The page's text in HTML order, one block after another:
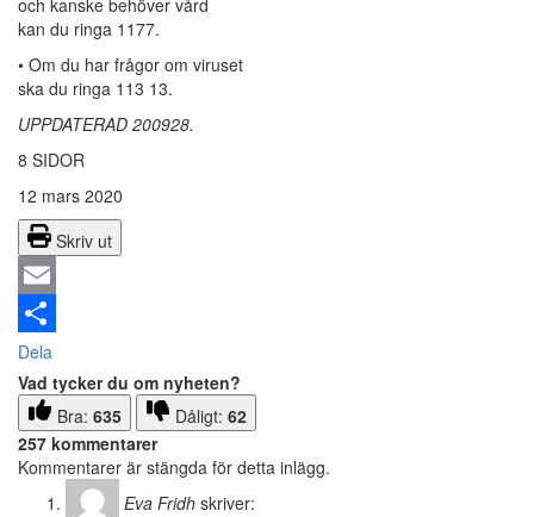
och kanske behöver vård
kan du ringa 1177.
• Om du har frågor om viruset
ska du ringa 113 13.
UPPDATERAD 200928.
8 SIDOR
12 mars 2020
Skriv ut
Email
Dela
Vad tycker du om nyheten?
Bra: 635 Dåligt: 62
257 kommentarer
Kommentarer är stängda för detta inlägg.
Eva Fridh skriver: